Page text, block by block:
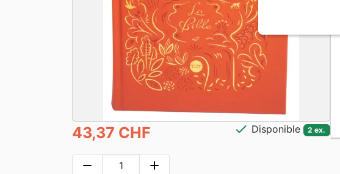
43,37 CHF check Disponible 2 ex.
remove add